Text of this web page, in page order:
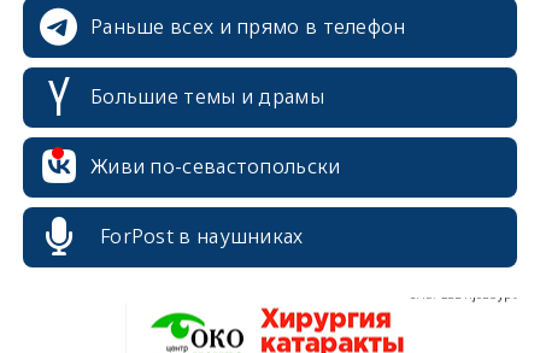
Раньше всех и прямо в телефон
Большие темы и драмы
Живи по-севастопольски
ForPost в наушниках